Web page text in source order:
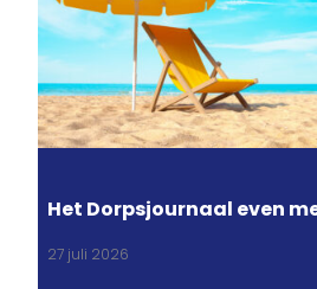
Het Dorpsjournaal even
27 juli 2026